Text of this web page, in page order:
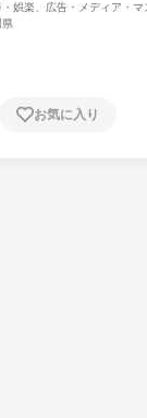
娯楽、広告・メディア・マ
ス・水道・エネルギー
県
お気に入り